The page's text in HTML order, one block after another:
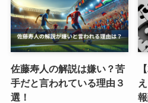
佐藤寿人の解説は嫌い？苦
手だと言われている理由３
選！